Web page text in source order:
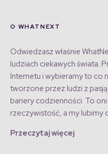
O WHATNEXT
Odwiedzasz właśnie
ludziach ciekawych świata.
Internetu i wybieramy to co
tworzone przez ludzi z
bariery codzienności. To
rzeczywistość, a my lubimy
Przeczytaj więcej